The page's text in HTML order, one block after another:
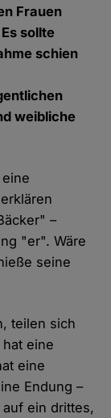
Frauen
sollte
schien
weibliche
–
"er". Wäre
seine
teilen sich
eine
eine
Endung –
ein drittes,